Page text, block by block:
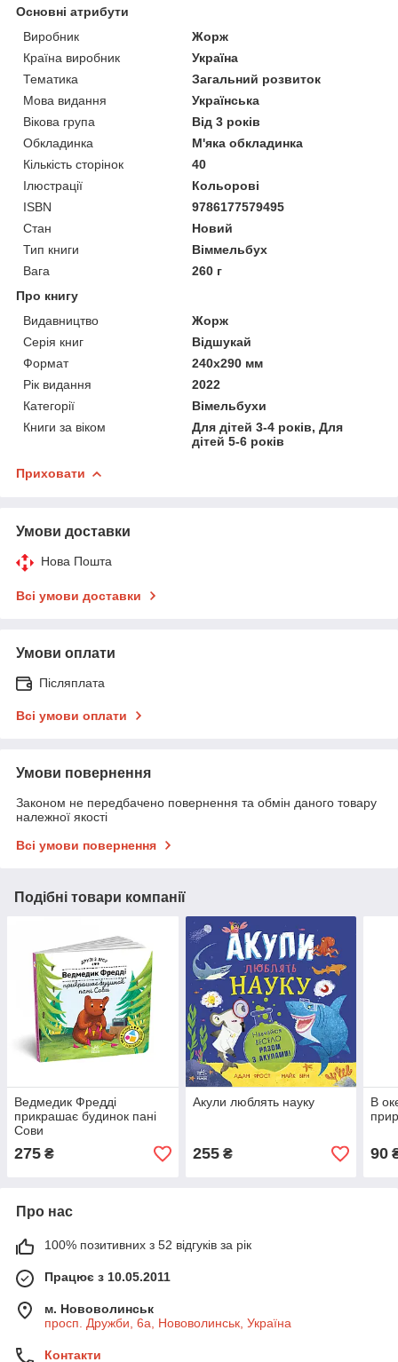
Основні атрибути
Виробник
Жорж
Країна виробник
Україна
Тематика
Загальний розвиток
Мова видання
Українська
Вікова група
Від 3 років
Обкладинка
М'яка обкладинка
Кількість сторінок
40
Ілюстрації
Кольорові
ISBN
9786177579495
Стан
Новий
Тип книги
Віммельбух
Вага
260 г
Про книгу
Видавництво
Жорж
Серія книг
Відшукай
Формат
240x290 мм
Рік видання
2022
Категорії
Вімельбухи
Книги за віком
Для дітей 3-4 років, Для
дітей 5-6 років
Приховати
Умови доставки
Нова Пошта
Всі умови доставки
Умови оплати
Післяплата
Всі умови оплати
Умови повернення
Законом не передбачено повернення та обмін даного товару
належної якості
Всі умови повернення
Подібні товари компанії
Ведмедик Фредді
прикрашає будинок пані
Сови
275 ₴
Акули люблять науку
255₴
В
90
Про нас
100% позитивних з 52 відгуків за рік
Працює з 10.05.2011
м. Нововолинськ
просп. Дружби, 6а, Нововолинськ, Україна
Контакти